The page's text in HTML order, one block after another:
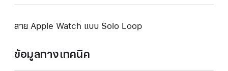
สาย Apple Watch แบบ Solo Loop
ข้อมูลทางเทคนิค